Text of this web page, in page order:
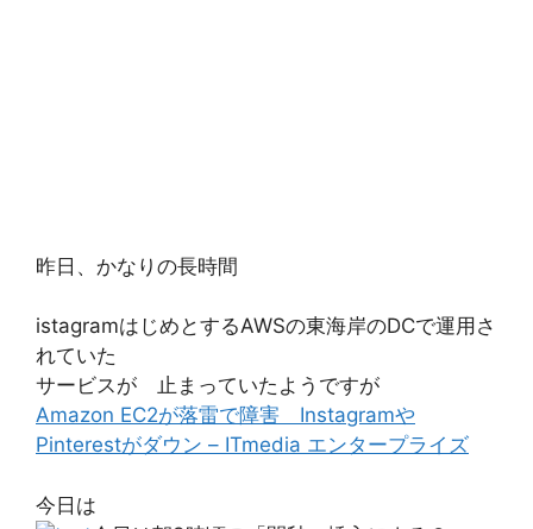
昨日、かなりの長時間
istagramはじめとするAWSの東海岸のDCで運用さ
れていた
サービスが 止まっていたようですが
Amazon EC2が落雷で障害 Instagramや
Pinterestがダウン – ITmedia エンタープライズ
今日は